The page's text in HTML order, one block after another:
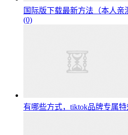
国际版下载最新方法（本人亲
(0)
有哪些方式，tiktok品牌专属